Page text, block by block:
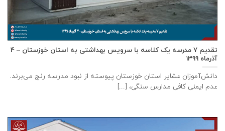
تقدیم ۷ مدرسه یک کلاسه با سرويس بهداشتی به استان خوزستان – ۴
آذر‌ماه ۱۳۹۹
دانش‌آموزان عشایر استان خوزستان پيوسته از نبود مدرسه رنج می‌برند.
عدم ایمنی کافی مدارس سنگی، [...]